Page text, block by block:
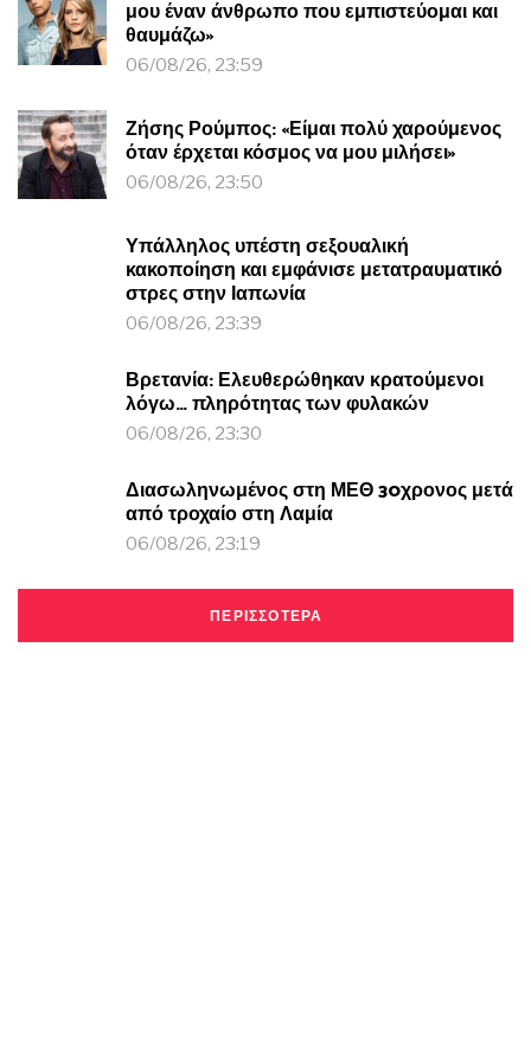
μου έναν άνθρωπο που εμπιστεύομαι και
θαυμάζω»
06/08/26, 23:59
Ζήσης Ρούμπος: «Είμαι πολύ χαρούμενος
όταν έρχεται κόσμος να μου μιλήσει»
06/08/26, 23:50
Υπάλληλος υπέστη σεξουαλική
κακοποίηση και εμφάνισε μετατραυματικό
στρες στην Ιαπωνία
06/08/26, 23:39
Βρετανία: Ελευθερώθηκαν κρατούμενοι
λόγω… πληρότητας των φυλακών
06/08/26, 23:30
Διασωληνωμένος στη ΜΕΘ 30χρονος μετά
από τροχαίο στη Λαμία
06/08/26, 23:19
ΠΕΡΙΣΣΟΤΕΡΑ